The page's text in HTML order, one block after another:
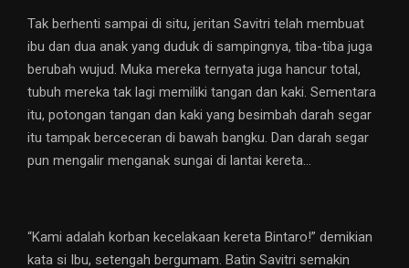
Tak berhenti sampai di situ, jeritan Savitri telah membuat
ibu dan dua anak yang duduk di sampingnya, tiba-tiba juga
berubah wujud. Muka mereka ternyata juga hancur total,
tubuh mereka tak lagi memiliki tangan dan kaki. Sementara
itu, potongan tangan dan kaki yang besimbah darah segar
itu tampak berceceran di bawah bangku. Dan darah segar
pun mengalir menganak sungai di lantai kereta…
“Kami adalah korban kecelakaan kereta Bintaro!” demikian
kata si Ibu, setengah bergumam. Batin Savitri semakin